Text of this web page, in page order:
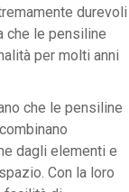
durevoli
che le pensiline
per molti anni
che le pensiline
dagli elementi e
Con la loro